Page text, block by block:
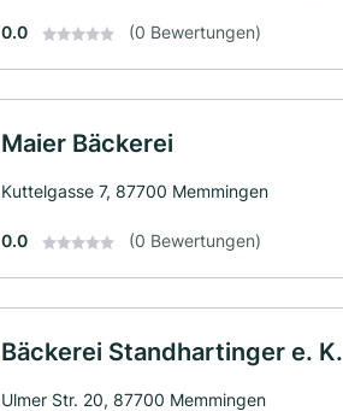
0.0 (0 Bewertungen)
Maier Bäckerei
Kuttelgasse 7, 87700 Memmingen
0.0 (0 Bewertungen)
Bäckerei Standhartinger e. K.
Ulmer Str. 20, 87700 Memmingen